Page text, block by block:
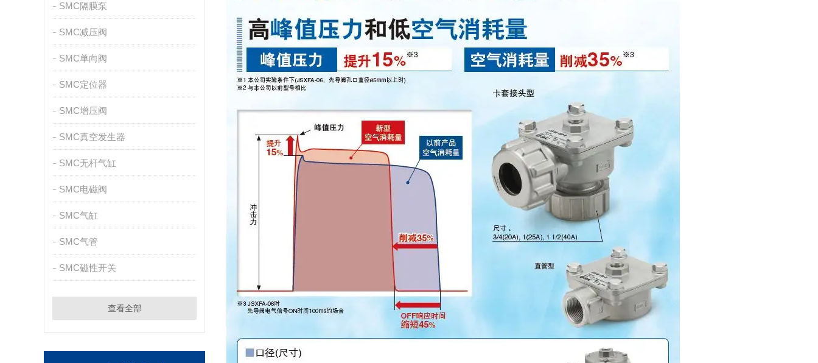
SMC隔膜泵
SMC减压阀
SMC单向阀
SMC定位器
SMC增压阀
SMC真空发生器
SMC无杆气缸
SMC电磁阀
SMC气缸
SMC气管
SMC磁性开关
查看全部